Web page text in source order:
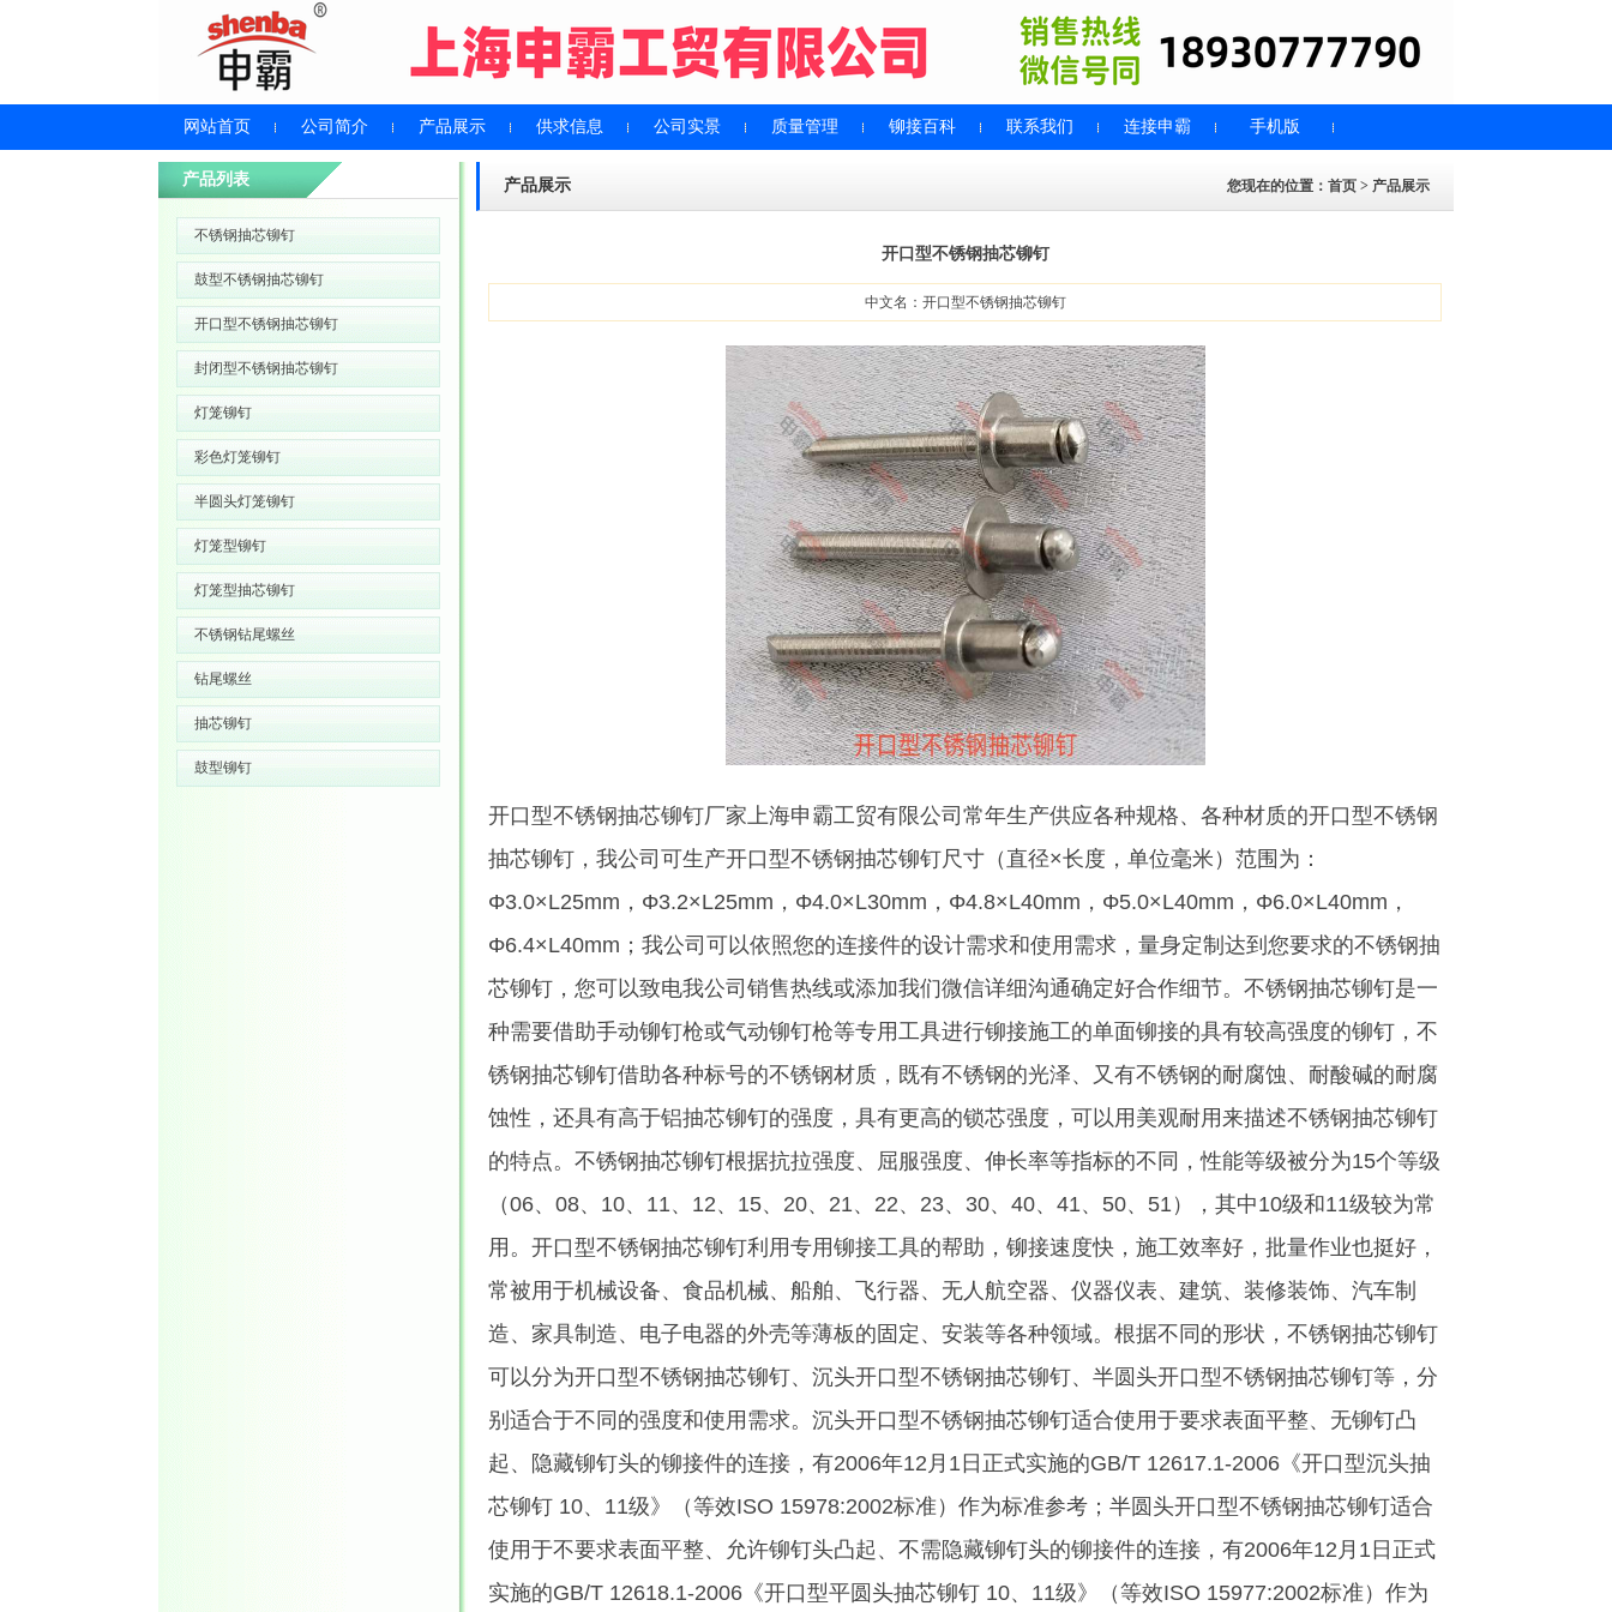
网站首页 公司简介 产品展示 供求信息 公司实景 质量管理 铆接百科 联系我们 连接申霸 手机版
产品列表
不锈钢抽芯铆钉
鼓型不锈钢抽芯铆钉
开口型不锈钢抽芯铆钉
封闭型不锈钢抽芯铆钉
灯笼铆钉
彩色灯笼铆钉
半圆头灯笼铆钉
灯笼型铆钉
灯笼型抽芯铆钉
不锈钢钻尾螺丝
钻尾螺丝
抽芯铆钉
鼓型铆钉
您现在的位置： 首页 > 产品展示
产品展示
开口型不锈钢抽芯铆钉
中文名：开口型不锈钢抽芯铆钉
开口型不锈钢抽芯铆钉厂家上海申霸工贸有限公司常年生产供应各种规格、各种材质的开口型不锈钢
抽芯铆钉，我公司可生产开口型不锈钢抽芯铆钉尺寸（直径×长度，单位毫米）范围为：
Φ3.0×L25mm，Φ3.2×L25mm，Φ4.0×L30mm，Φ4.8×L40mm，Φ5.0×L40mm，Φ6.0×L40mm，
Φ6.4×L40mm；我公司可以依照您的连接件的设计需求和使用需求，量身定制达到您要求的不锈钢抽
芯铆钉，您可以致电我公司销售热线或添加我们微信详细沟通确定好合作细节。不锈钢抽芯铆钉是一
种需要借助手动铆钉枪或气动铆钉枪等专用工具进行铆接施工的单面铆接的具有较高强度的铆钉，不
锈钢抽芯铆钉借助各种标号的不锈钢材质，既有不锈钢的光泽、又有不锈钢的耐腐蚀、耐酸碱的耐腐
蚀性，还具有高于铝抽芯铆钉的强度，具有更高的锁芯强度，可以用美观耐用来描述不锈钢抽芯铆钉
的特点。不锈钢抽芯铆钉根据抗拉强度、屈服强度、伸长率等指标的不同，性能等级被分为15个等级
（06、08、10、11、12、15、20、21、22、23、30、40、41、50、51），其中10级和11级较为常
用。开口型不锈钢抽芯铆钉利用专用铆接工具的帮助，铆接速度快，施工效率好，批量作业也挺好，
常被用于机械设备、食品机械、船舶、飞行器、无人航空器、仪器仪表、建筑、装修装饰、汽车制
造、家具制造、电子电器的外壳等薄板的固定、安装等各种领域。根据不同的形状，不锈钢抽芯铆钉
可以分为开口型不锈钢抽芯铆钉、沉头开口型不锈钢抽芯铆钉、半圆头开口型不锈钢抽芯铆钉等，分
别适合于不同的强度和使用需求。沉头开口型不锈钢抽芯铆钉适合使用于要求表面平整、无铆钉凸
起、隐藏铆钉头的铆接件的连接，有2006年12月1日正式实施的GB/T 12617.1-2006《开口型沉头抽
芯铆钉 10、11级》（等效ISO 15978:2002标准）作为标准参考；半圆头开口型不锈钢抽芯铆钉适合
使用于不要求表面平整、允许铆钉头凸起、不需隐藏铆钉头的铆接件的连接，有2006年12月1日正式
实施的GB/T 12618.1-2006《开口型平圆头抽芯铆钉 10、11级》（等效ISO 15977:2002标准）作为